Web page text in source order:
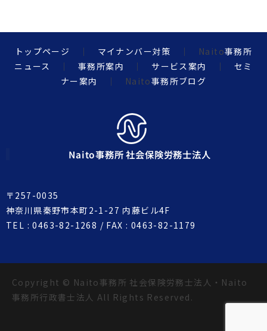
トップページ ｜ マイナンバー対策 ｜ Naito事務所
ニュース
｜事務所案内 ｜ サービス案内 ｜ セミ
ナー案内
｜ Naito事務所ブログ
Naito事務所 社会保険労務士法人
〒257-0035
神奈川県秦野市本町2-1-27 内藤ビル4F
TEL : 0463-82-1268 / FAX : 0463-82-1179
Copyright © Naito事務所 社会保険労務士法人・Naito
事務所行政書士法人 All Rights Reserved.